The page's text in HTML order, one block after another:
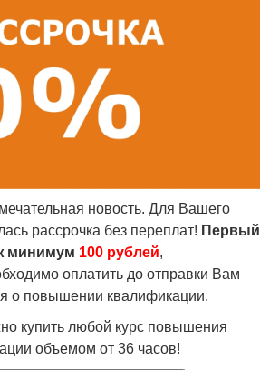
новость. Для Вашего
рассрочка без переплат! Первый
минимум 100 рублей,
оплатить до отправки Вам
о повышении квалификации.
купить любой курс повышения
объемом от 36 часов!